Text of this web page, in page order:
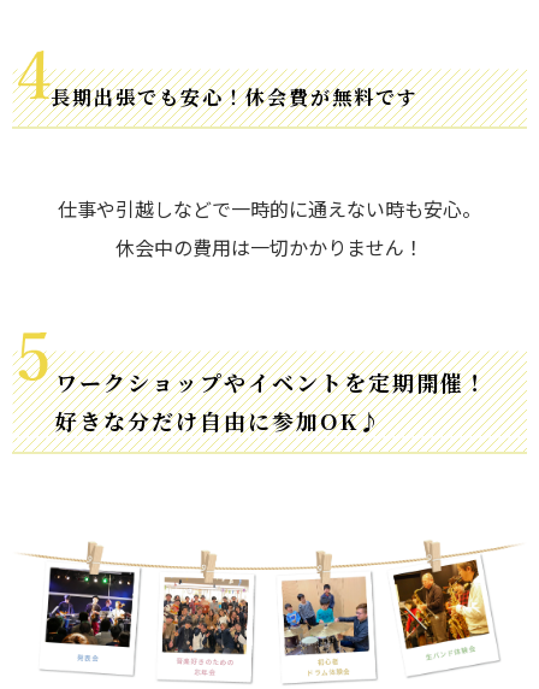
長期出張でも安心！休会費が無料です
仕事や引越しなどで一時的に通えない時も安心。
休会中の費用は一切かかりません！
ワークショップやイベントを定期開催！
好きな分だけ自由に参加OK♪